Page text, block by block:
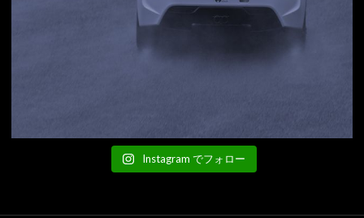
Instagram でフォロー